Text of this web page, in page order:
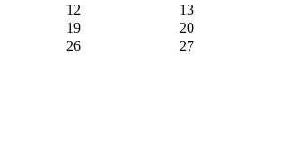
12
13
19
20
26
27